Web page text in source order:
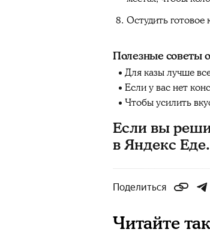
Остудить готовое
Полезные советы
Для казы лучше
Если у вас нет
Чтобы усилить
Если вы
в Яндекс Еде.
Поделиться
Читайте